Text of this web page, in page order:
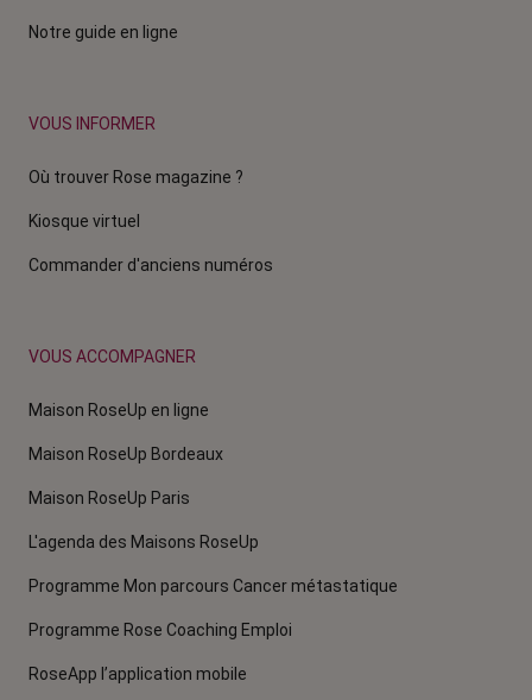
Notre guide en ligne
VOUS INFORMER
Où trouver Rose magazine ?
Kiosque virtuel
Commander d'anciens numéros
VOUS ACCOMPAGNER
Maison RoseUp en ligne
Maison RoseUp Bordeaux
Maison RoseUp Paris
L'agenda des Maisons RoseUp
Programme Mon parcours Cancer métastatique
Programme Rose Coaching Emploi
RoseApp l’application mobile